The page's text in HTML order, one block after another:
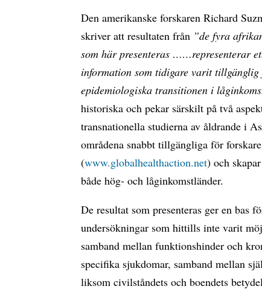
Den amerikanske forskaren Richard
skriver att resultaten från ”de fyra
som här presenteras ……representerar
information som tidigare varit
epidemiologiska transitionen i
historiska och pekar särskilt på två
transnationella studierna av åldrande i
områdena snabbt tillgängliga för
(www.globalhealthaction.net) och
både hög- och låginkomstländer.
De resultat som presenteras ger en bas
undersökningar som hittills inte varit
samband mellan funktionshinder och
specifika sjukdomar, samband mellan
liksom civilståndets och boendets